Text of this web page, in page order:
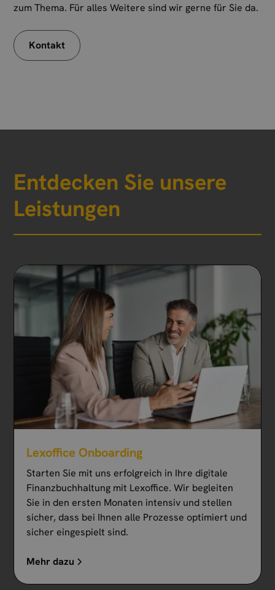
zum Thema. Für alles Weitere sind wir gerne für Sie da.
Kontakt
Entdecken Sie unsere
Leistungen
Lexoffice Onboarding
Starten Sie mit uns erfolgreich in Ihre digitale
Finanzbuchhaltung mit Lexoffice. Wir begleiten
Sie in den ersten Monaten intensiv und stellen
sicher, dass bei Ihnen alle Prozesse optimiert und
sicher eingespielt sind.
Mehr dazu